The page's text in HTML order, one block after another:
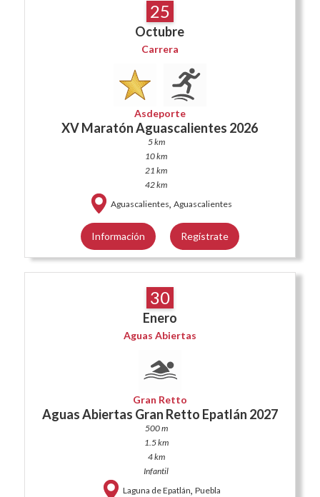
25
Octubre
Carrera
Asdeporte
XV Maratón Aguascalientes 2026
5 km
10 km
21 km
42 km
Aguascalientes, Aguascalientes
Información Regístrate
30
Enero
Aguas Abiertas
Gran Retto
Aguas Abiertas Gran Retto Epatlán 2027
500 m
1.5 km
4 km
Infantil
Laguna de Epatlán, Puebla